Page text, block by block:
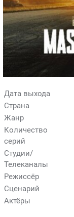
Дата выхода
Страна
Жанр
Количество
серий
Студии/
Телеканалы
Режиссёр
Сценарий
Актёры